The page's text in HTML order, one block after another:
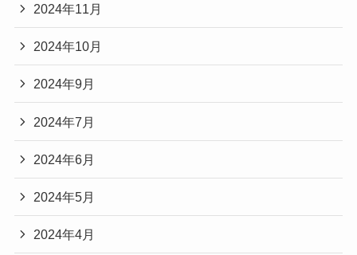
2024年11月
2024年10月
2024年9月
2024年7月
2024年6月
2024年5月
2024年4月